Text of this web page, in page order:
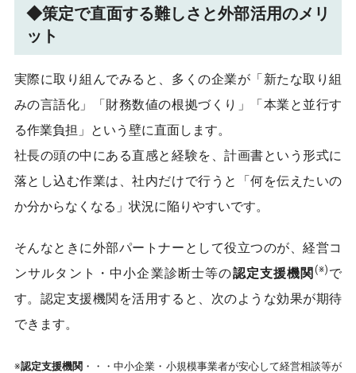
◆策定で直面する難しさと外部活用のメリ
ット
実際に取り組んでみると、多くの企業が「新たな取り組
みの言語化」「財務数値の根拠づくり」「本業と並行す
る作業負担」という壁に直面します。
社長の頭の中にある直感と経験を、計画書という形式に
落とし込む作業は、社内だけで行うと「何を伝えたいの
か分からなくなる」状況に陥りやすいです。
そんなときに外部パートナーとして役立つのが、経営コ
ンサルタント・中小企業診断士等の認定支援機関 (※) で
す。認定支援機関を活用すると、次のような効果が期待
できます。
※認定支援機関 ・・・中小企業・小規模事業者が安心して経営相談等が